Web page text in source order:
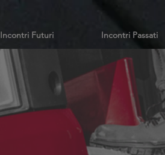
Incontri Futuri Incontri Passati